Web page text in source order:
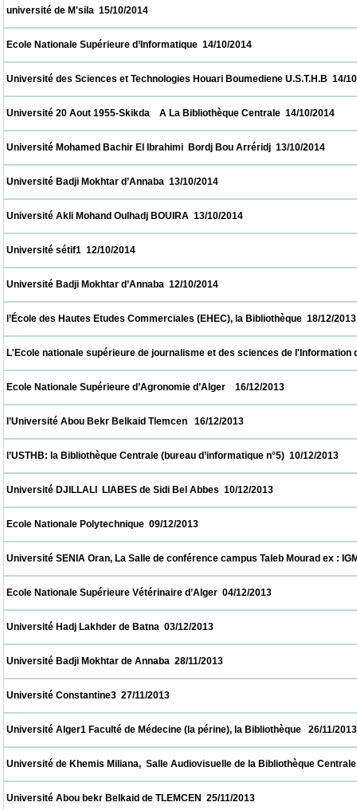
université de M'sila  15/10/2014
Ecole Nationale Supérieure d’Informatique  14/10/2014
Université des Sciences et Technologies Houari Boumediene
Université 20 Aout 1955-Skikda    A La Bibliothèque Centrale
Université Mohamed Bachir El Ibrahimi  Bordj Bou Arréridj  13/
Université Badji Mokhtar d’Annaba  13/10/2014
Université Akli Mohand Oulhadj BOUIRA  13/10/2014
Université sétif1  12/10/2014
Université Badji Mokhtar d’Annaba  12/10/2014
l’École des Hautes Etudes Commerciales (EHEC), la
L'Ecole nationale supérieure de journalisme et des sciences de
Ecole Nationale Supérieure d’Agronomie d’Alger    16/12/2013
l’Université Abou Bekr Belkaid Tlemcen   16/12/2013
l’USTHB: la Bibliothèque Centrale (bureau d’informatique n°5)
Université DJILLALI  LIABES de Sidi Bel Abbes  10/12/2013
Ecole Nationale Polytechnique  09/12/2013
Université SENIA Oran, La Salle de conférence campus Taleb
Ecole Nationale Supérieure Vétérinaire d’Alger  04/12/2013
Université Hadj Lakhder de Batna  03/12/2013
Université Badji Mokhtar de Annaba  28/11/2013
Université Constantine3  27/11/2013
Université Alger1 Faculté de Médecine (la périne), la
Université de Khemis Miliana,  Salle Audiovisuelle de la
Université Abou bekr Belkaid de TLEMCEN  25/11/2013